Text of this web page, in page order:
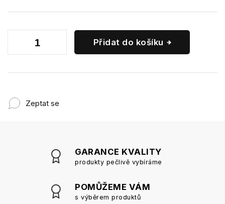
Přidat do košíku
Zeptat se
GARANCE KVALITY
produkty pečlivě vybíráme
POMŮŽEME VÁM
s výběrem produktů